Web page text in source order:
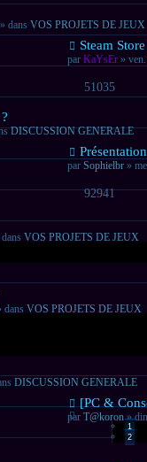
dans VOS PROJETS DE JEUX
Nouveau
message
Steam
par KaYsEr »
51035
DISCUSSION GENERALE
Nouveau
message
Présentation
par Sophielbr »
92941
VOS PROJETS DE JEUX
dans VOS PROJETS DE JEUX
DISCUSSION GENERALE
Nouveau
message
[PC &
par T@koron»
1
2